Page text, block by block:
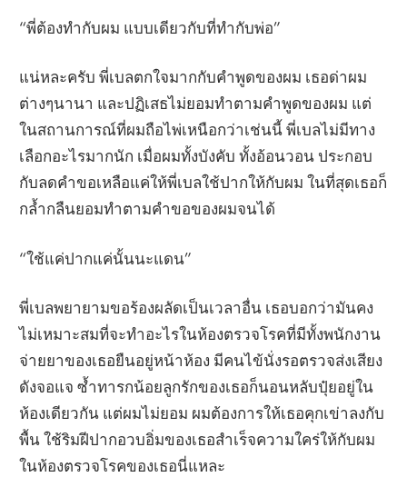
“พี่ต้องทำกับผม แบบเดียวกับที่ทำกับพ่อ”
แน่หละครับ พี่เบลตกใจมากกับคำพูดของผม เธอด่าผม
ต่างๆนานา และปฏิเสธไม่ยอมทำตามคำพูดของผม แต่
ในสถานการณ์ที่ผมถือไพ่เหนือกว่าเช่นนี้ พี่เบลไม่มีทาง
เลือกอะไรมากนัก เมื่อผมทั้งบังคับ ทั้งอ้อนวอน ประกอบ
กับลดคำขอเหลือแค่ให้พี่เบลใช้ปากให้กับผม ในที่สุดเธอก็
กล้ำกลืนยอมทำตามคำขอของผมจนได้
“ใช้แค่ปากแค่นั้นนะแดน”
พี่เบลพยายามขอร้องผลัดเป็นเวลาอื่น เธอบอกว่ามันคง
ไม่เหมาะสมที่จะทำอะไรในห้องตรวจโรคที่มีทั้งพนักงาน
จ่ายยาของเธอยืนอยู่หน้าห้อง มีคนไข้นั่งรอตรวจส่งเสียง
ดังจอแจ ซ้ำทารกน้อยลูกรักของเธอก็นอนหลับปุ๋ยอยู่ใน
ห้องเดียวกัน แต่ผมไม่ยอม ผมต้องการให้เธอคุกเข่าลงกับ
พื้น ใช้ริมฝีปากอวบอิ่มของเธอสำเร็จความใคร่ให้กับผม
ในห้องตรวจโรคของเธอนี่แหละ